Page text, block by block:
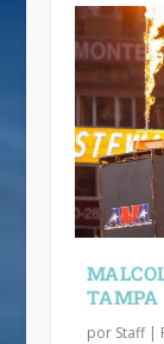
TAMPA
por Staff|